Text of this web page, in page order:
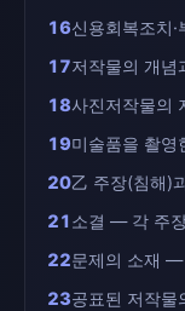
16신용회복조치
17저작물의 개념
18사진저작물의
19미술품을 촬영
20乙 주장(침해)
21소결 — 각 주
22문제의 소재 —
23공표된 저작